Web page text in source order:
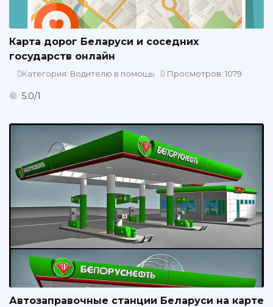
Карта дорог Беларуси и соседних
государств онлайн
Категория: Водителю в помощь Просмотров: 1079
5.0/1
Автозаправочные станции Беларуси на карте